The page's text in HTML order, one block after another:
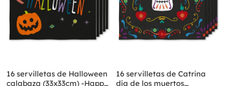
16 servilletas de Halloween
calabaza (33x33cm) -Happy
16 servilletas de Catrina
día de los muertos